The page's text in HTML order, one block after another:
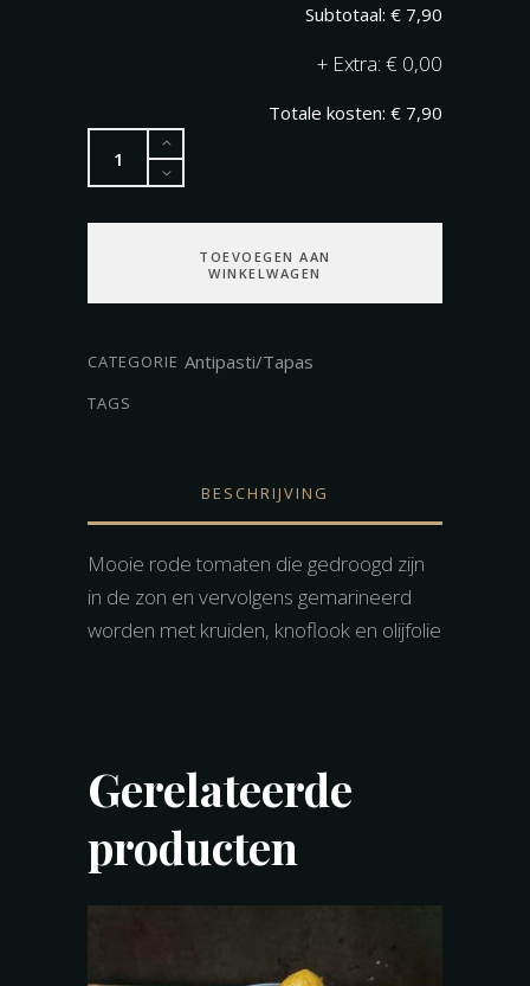
€ 7,90
+ € 0,00
€ 7,90
Pomodori
Secchi
TOEVOEGEN AAN
WINKELWAGEN
CATEGORIE Antipasti/Tapas
TAGS
BESCHRIJVING
Mooie rode tomaten die gedroogd zijn
in de zon en vervolgens gemarineerd
worden met kruiden, knoflook en olijfolie
Gerelateerde
producten